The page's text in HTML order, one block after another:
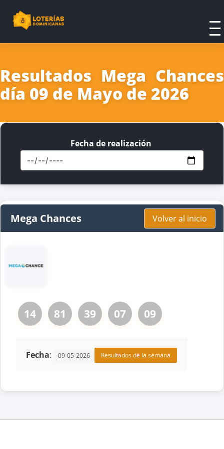
Resultados Mega Chances
día 09 de Mayo de 2026
Fecha de realización
Mega Chances Volver al inicio
14 81 39 07 09
Fecha: 09-05-2026 Resultados de la semana